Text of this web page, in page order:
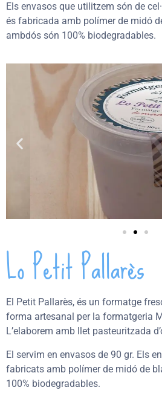
Els envasos que utilitzem són de
és fabricada amb polímer de midó
ambdós són 100% biodegradables.
Lo Petit Pallarès
El Petit Pallarès, és un formatge
forma artesanal per la formatgeria
L’elaborem amb llet pasteuritzada
El servim en envasos de 90 gr. Els
fabricats amb polímer de midó de
100% biodegradables.